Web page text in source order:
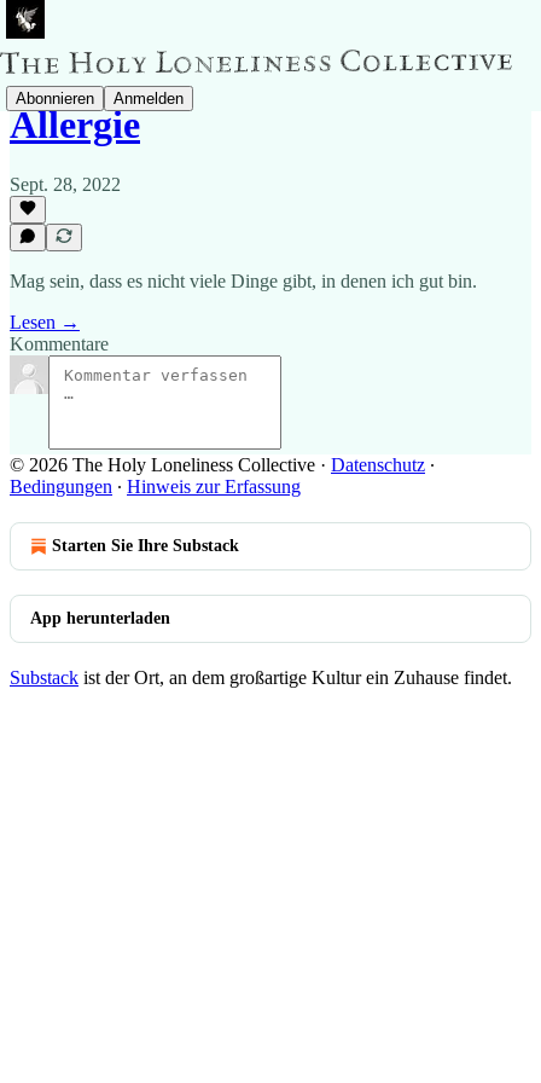
Abonnieren Anmelden
Allergie
Sept. 28, 2022
Mag sein, dass es nicht viele Dinge gibt, in denen ich gut bin.
Lesen →
Kommentare
© 2026 The Holy Loneliness Collective · Datenschutz ∙
Bedingungen ∙ Hinweis zur Erfassung
Starten Sie Ihre Substack
App herunterladen
Substack ist der Ort, an dem großartige Kultur ein Zuhause findet.